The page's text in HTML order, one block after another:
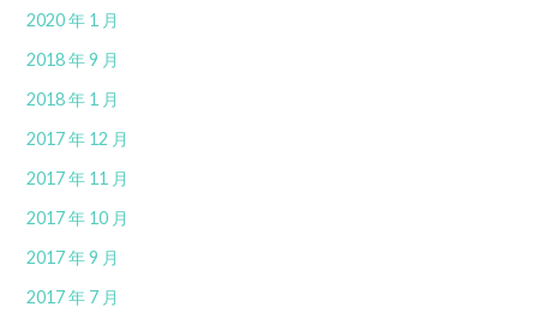
2020 年 1 月
2018 年 9 月
2018 年 1 月
2017 年 12 月
2017 年 11 月
2017 年 10 月
2017 年 9 月
2017 年 7 月